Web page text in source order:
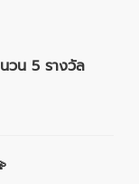
วน 5 รางวัล